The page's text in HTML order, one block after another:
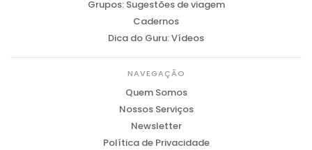
Grupos: Sugestões de viagem
Cadernos
Dica do Guru: Vídeos
NAVEGAÇÃO
Quem Somos
Nossos Serviços
Newsletter
Política de Privacidade